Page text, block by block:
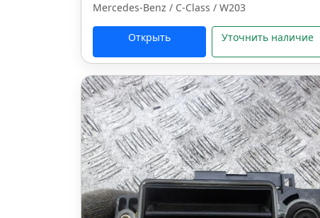
Mercedes-Benz / C-Class / W203
Открыть Уточнить наличие